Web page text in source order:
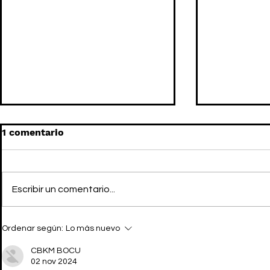
muestra UTOPIA x
GIVENCHY
1 comentario
Escribir un comentario...
Ordenar según: Lo más nuevo
CBKM BOCU
02 nov 2024